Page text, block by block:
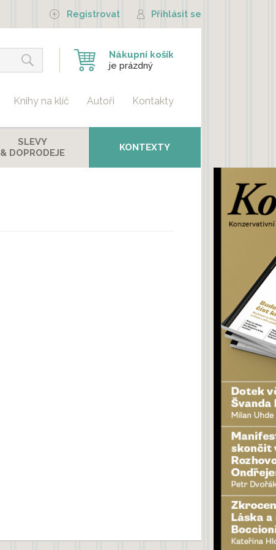
Registrovat Přihlásit se
Nákupní košík
je prázdný
Knihy na klíč Autoři Kontakty
SLEVY
& DOPRODEJE
KONTEXTY